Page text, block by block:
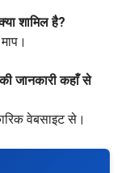
शामिल है?
जानकारी कहाँ से
वेबसाइट से।